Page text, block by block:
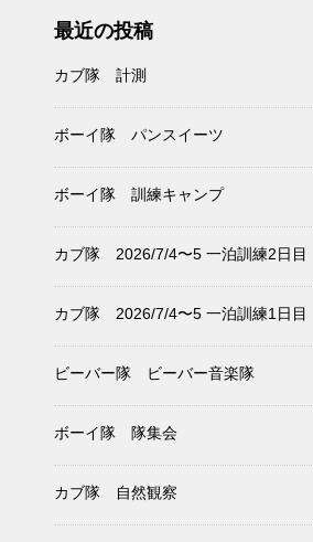
最近の投稿
カブ隊 計測
ボーイ隊 パンスイーツ
ボーイ隊 訓練キャンプ
カブ隊 2026/7/4〜5 一泊訓練2日目
カブ隊 2026/7/4〜5 一泊訓練1日目
ビーバー隊 ビーバー音楽隊
ボーイ隊 隊集会
カブ隊 自然観察